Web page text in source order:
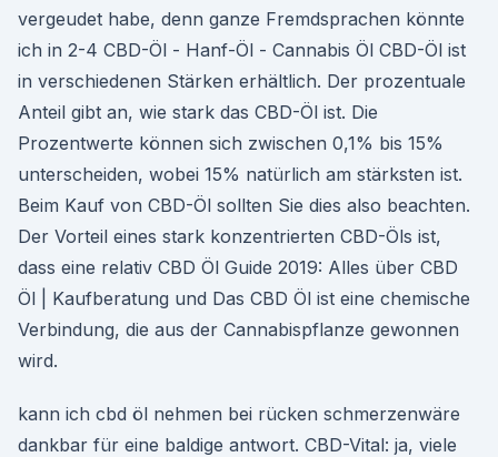
vergeudet habe, denn ganze Fremdsprachen könnte
ich in 2-4 CBD-Öl - Hanf-Öl - Cannabis Öl CBD-Öl ist
in verschiedenen Stärken erhältlich. Der prozentuale
Anteil gibt an, wie stark das CBD-Öl ist. Die
Prozentwerte können sich zwischen 0,1% bis 15%
unterscheiden, wobei 15% natürlich am stärksten ist.
Beim Kauf von CBD-Öl sollten Sie dies also beachten.
Der Vorteil eines stark konzentrierten CBD-Öls ist,
dass eine relativ CBD Öl Guide 2019: Alles über CBD
Öl | Kaufberatung und Das CBD Öl ist eine chemische
Verbindung, die aus der Cannabispflanze gewonnen
wird.
kann ich cbd öl nehmen bei rücken schmerzenwäre
dankbar für eine baldige antwort. CBD-Vital: ja, viele